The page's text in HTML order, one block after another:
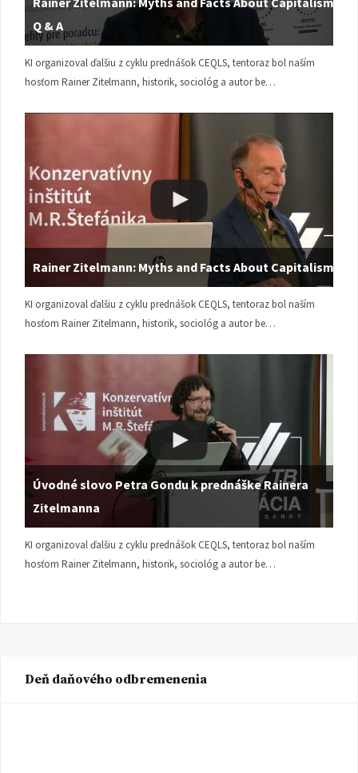
Q & A
KI organizoval ďalšiu z cyklu prednášok CEQLS, tentoraz bol naším
hosťom Rainer Zitelmann, historik, sociológ a autor be…
Rainer Zitelmann: Myths and Facts About Capitalism
KI organizoval ďalšiu z cyklu prednášok CEQLS, tentoraz bol naším
hosťom Rainer Zitelmann, historik, sociológ a autor be…
Úvodné slovo Petra Gondu k prednáške Rainera
Zitelmanna
KI organizoval ďalšiu z cyklu prednášok CEQLS, tentoraz bol naším
hosťom Rainer Zitelmann, historik, sociológ a autor be…
Deň daňového odbremenenia